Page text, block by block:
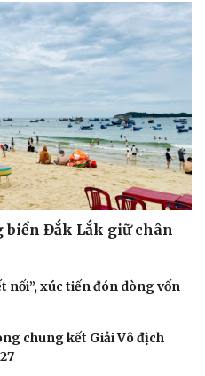
biển Đắk Lắk giữ chân
nối”, xúc tiến đón dòng vốn
chung kết Giải Vô địch